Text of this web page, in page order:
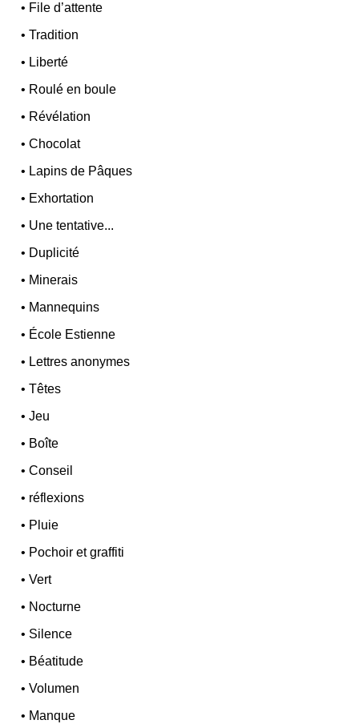
• File d’attente
•Tradition
• Liberté
• Roulé en boule
• Révélation
•Chocolat
• Lapins de Pâques
• Exhortation
• Une tentative...
• Duplicité
• Minerais
• Mannequins
• École Estienne
• Lettres anonymes
•Têtes
•Jeu
• Boîte
•Conseil
• réflexions
• Pluie
• Pochoir et graffiti
•Vert
• Nocturne
• Silence
• Béatitude
•Volumen
• Manque